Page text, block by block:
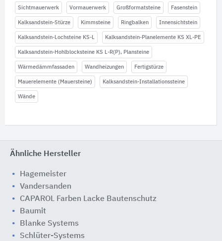
Sichtmauerwerk Vormauerwerk Großformatsteine Fasenstein
Kalksandstein-Stürze Kimmsteine Ringbalken Innensichtstein
Kalksandstein-Lochsteine KS-L Kalksandstein-Planelemente KS XL-PE
Kalksandstein-Hohlblocksteine KS L-R(P), Plansteine
Wärmedämmfassaden Wandheizungen Fertigstürze
Mauerelemente (Mauersteine) Kalksandstein-Installationssteine
Wände
Ähnliche Hersteller
Hagemeister
Vandersanden
CAPAROL Farben Lacke Bautenschutz
Baumit
Blanke Systems
Schlüter-Systems